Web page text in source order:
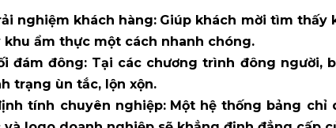
nghiệm khách hàng: Giúp khách mời tìm thấy
khu ẩm thực một cách nhanh chóng.
đám đông: Tại các chương trình đông người,
trạng ùn tắc, lộn xộn.
tính chuyên nghiệp: Một hệ thống bảng chỉ